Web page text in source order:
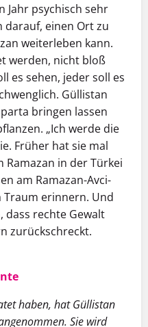
Jahr psychisch sehr
da­rauf, einen Ort zu
weiterleben kann.
werden, nicht bloß
es sehen, jeder soll es
Güllistan
bringen lassen
„Ich werde die
Früher hat sie mal
in der Türkei
am Ramazan-Avci-
Traum erinnern. Und
dass rechte Gewalt
zurückschreckt.
haben, hat Güllistan
Sie wird